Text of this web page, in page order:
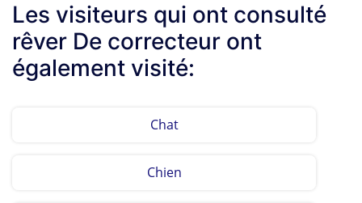
Les visiteurs qui ont consulté
rêver De correcteur ont
également visité:
Chat
Chien